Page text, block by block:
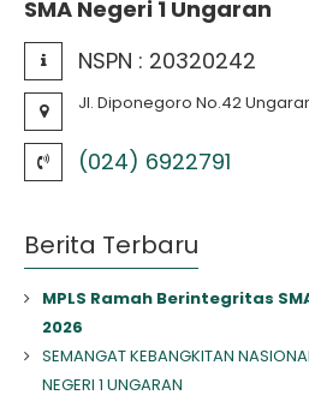
SMA Negeri 1 Ungaran
NSPN : 20320242
Jl. Diponegoro No.42
(024) 6922791
Berita Terbaru
MPLS Ramah Berintegritas
2026
SEMANGAT KEBANGKITAN
NEGERI 1 UNGARAN